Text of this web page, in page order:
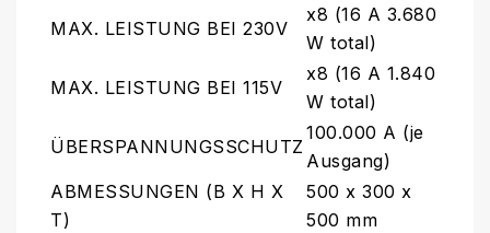
MAX. LEISTUNG BEI 230V
x8 (16 A 3.680
W total)
MAX. LEISTUNG BEI 115V
x8 (16 A 1.840
W total)
ÜBERSPANNUNGSSCHUTZ
100.000 A (je
Ausgang)
ABMESSUNGEN (B X H X
T)
500 x 300 x
500 mm